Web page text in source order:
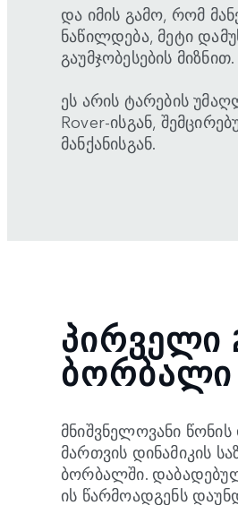
და იმის გამო, რომ
ნაწილდება, მეტი
გაუმჯობესების მიზნით.
ეს არის ტარების
Rover-ისგან,
მანქანისგან.
ᲞᲘᲠᲕᲔᲚᲘ
ᲑᲝᲠᲑᲐᲚᲘ
მნიშვნელოვანი
მართვის დინამიკის
ბორბალში.
ის წარმოადგენს